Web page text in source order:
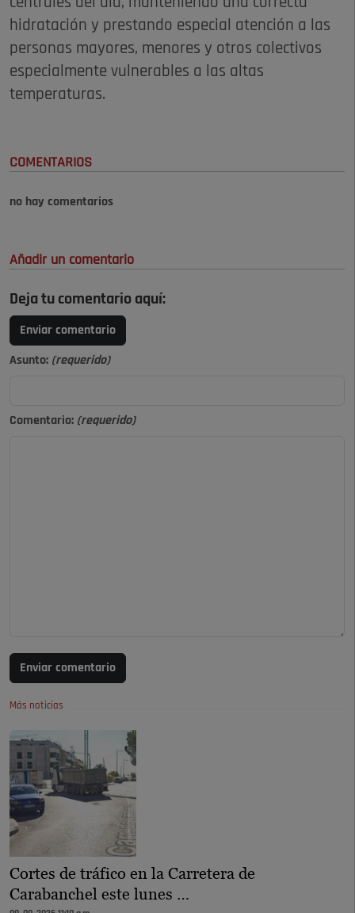
hidratación y prestando especial atención a las
personas mayores, menores y otros colectivos
especialmente vulnerables a las altas
temperaturas.
COMENTARIOS
no hay comentarios
Añadir un comentario
Deja tu comentario aquí:
Enviar comentario
Asunto: (requerido)
Comentario: (requerido)
Enviar comentario
Más noticias
Cortes de tráfico en la Carretera de
Carabanchel este lunes …